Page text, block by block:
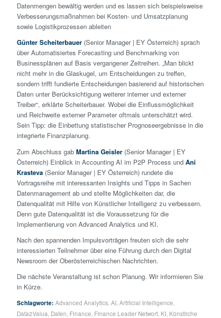
Datenmengen bewältig werden und es lassen sich beispielsweise
Verbesserungsmaßnahmen bei Kosten- und Umsatzplanung
sowie Logistikprozessen ableiten
Günter Scheiterbauer(Senior Manager | EY Österreich) sprach
über Automatisiertes Forecasting und Benchmarking von
Businessplänen auf Basis vergangener Zeitreihen. „Man blickt
nicht mehr in die Glaskugel, um Entscheidungen zu treffen,
sondern trifft fundierte Entscheidungen basierend auf historischen
Daten unter Berücksichtigung weiterer interner und externer
Treiber“, erklärte Scheiterbauer. Wobei die Einflussmöglichkeit
und Reichweite externer Parameter oftmals unterschätzt wird.
Sein Tipp: die Einbettung statistischer Prognoseergebnisse in die
integrierte Finanzplanung.
Zum Abschluss gab Martina Geisler(Senior Manager | EY
Österreich) Einblick in Accounting AI im P2P Process und Ani
Krasteva(Senior Manager | EY Österreich) rundete die
Vortragsreihe mit interessanten Insights und Tipps in Sachen
Datenmanagement ab und stellte Möglichkeiten dar, die
Datenqualität mit Hilfe von Künstlicher Intelligenz zu verbessern.
Denn gute Datenqualität ist die Voraussetzung für die
Implementierung von Advanced Analytics und KI.
Nach den spannenden Impulsvorträgen freuten sich die sehr
interessierten Teilnehmer über eine Führung durch den Digital
Newsroom der Oberösterreichischen Nachrichten.
Die nächste Veranstaltung ist schon Planung. Wir informieren Sie
in Kürze.
Schlagworte: Advanced Analytics, AI, Artificial Intelligence
Data2Valua Daten Finance Finance Leader Networt, KI, Künstliche